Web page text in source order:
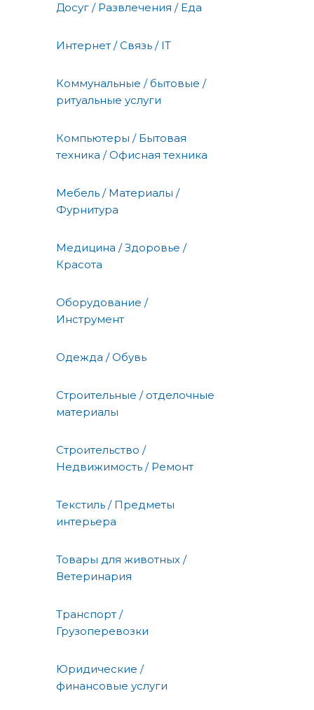
Досуг / Развлечения / Еда
Интернет / Связь / IT
Коммунальные / бытовые /
ритуальные услуги
Компьютеры / Бытовая
техника / Офисная техника
Мебель / Материалы /
Фурнитура
Медицина / Здоровье /
Красота
Оборудование /
Инструмент
Одежда / Обувь
Строительные / отделочные
материалы
Строительство /
Недвижимость / Ремонт
Текстиль / Предметы
интерьера
Товары для животных /
Ветеринария
Транспорт /
Грузоперевозки
Юридические /
финансовые услуги